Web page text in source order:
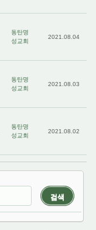
동탄명
성교회
2021.08.04
동탄명
성교회
2021.08.03
동탄명
성교회
2021.08.02
검색